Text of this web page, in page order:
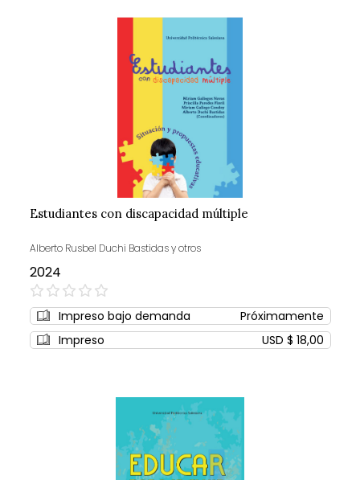
Estudiantes con discapacidad múltiple
Alberto Rusbel Duchi Bastidas y otros
2024
0%
Impreso bajo demanda
Próximamente
Impreso
USD $ 18,00